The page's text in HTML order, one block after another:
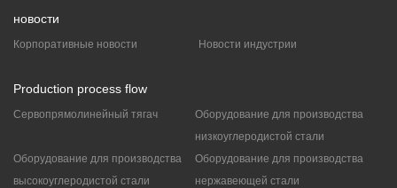
новости
Корпоративные новости Новости индустрии
Production process flow
Сервопрямолинейный тягач
Оборудование для производства
низкоуглеродистой стали
Оборудование для производства
высокоуглеродистой стали
Оборудование для производства
нержавеющей стали